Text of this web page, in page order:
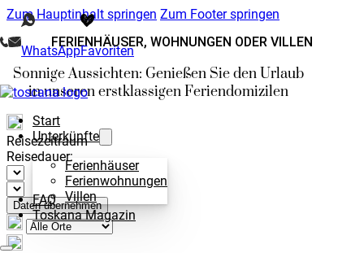
Zum Hauptinhalt springen Zum Footer springen
WhatsAppFavoriten
Start
Unterkünfte
Ferienhäuser
Ferienwohnungen
Villen
FAQ
Toskana Magazin
FERIENHÄUSER, WOHNUNGEN ODER VILLEN
Sonnige Aussichten: Genießen Sie den Urlaub
in unseren erstklassigen Feriendomizilen
Reisezeitraum
Reisedauer:
Daten übernehmen